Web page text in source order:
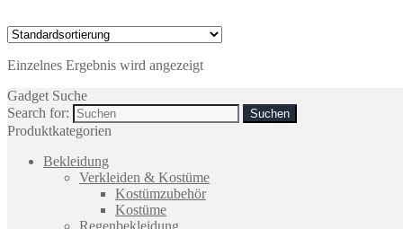
Einzelnes Ergebnis wird angezeigt
Gadget Suche
Search for:
Produktkategorien
Bekleidung
Verkleiden & Kostüme
Kostümzubehör
Kostüme
Regenbekleidung